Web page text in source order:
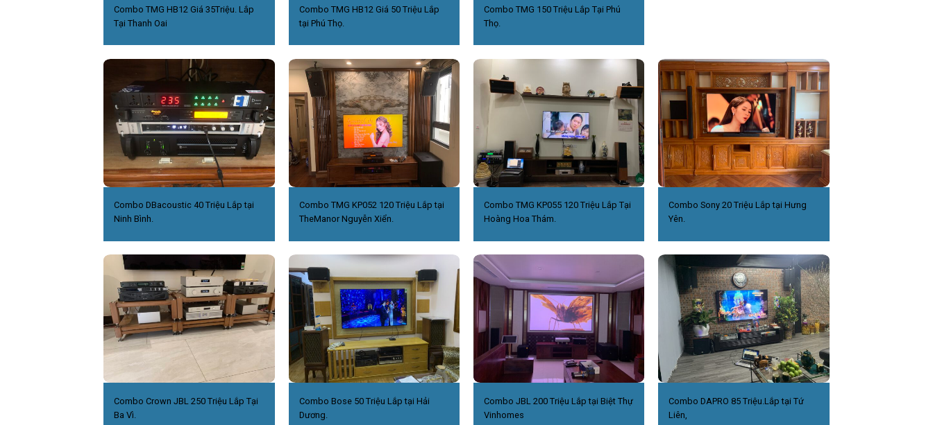
Combo TMG HB12 Giá 35Triệu. Lắp
Tại Thanh Oai
Combo TMG HB12 Giá 50 Triệu Lắp
tại Phú Thọ.
Combo TMG 150 Triệu Lắp Tại Phú
Thọ.
Combo DBacoustic 40 Triệu Lắp tại
Ninh Bình.
Combo TMG KP052 120 Triệu Lắp tại
TheManor Nguyễn Xiển.
Combo TMG KP055 120 Triệu Lắp Tại
Hoàng Hoa Thám.
Combo Sony 20 Triệu Lắp tại Hưng
Yên.
Combo Crown JBL 250 Triệu Lắp Tại
Ba Vì.
Combo Bose 50 Triệu Lắp tại Hải
Dương.
Combo JBL 200 Triệu Lắp tại Biệt Thự
Vinhomes
Combo DAPRO 85 Triệu.Lắp tại Tứ
Liên,